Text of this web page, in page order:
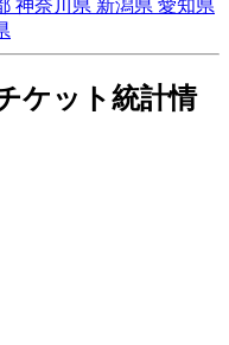
神奈川県 新潟県 愛知県
ケット統計情